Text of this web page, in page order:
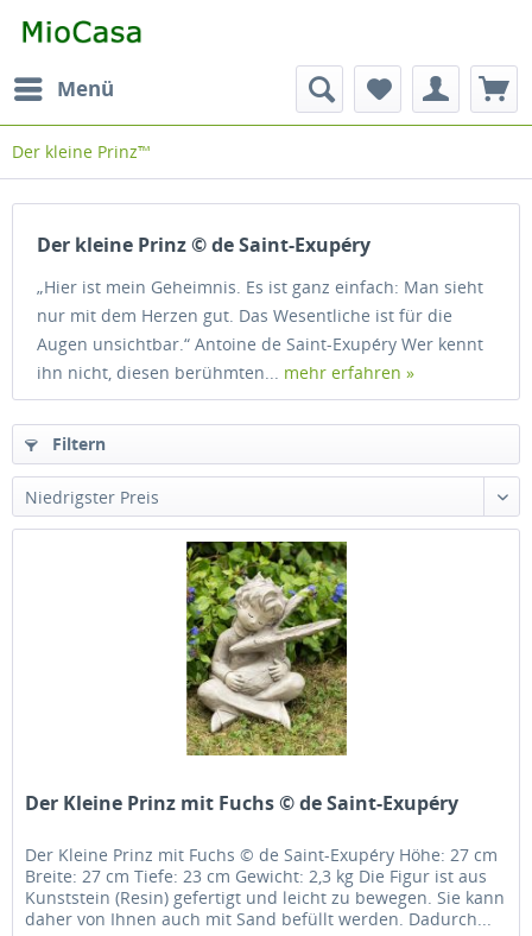
Menü
Der kleine Prinz™
Der kleine Prinz © de Saint-Exupéry
„Hier ist mein Geheimnis. Es ist ganz einfach: Man sieht
nur mit dem Herzen gut. Das Wesentliche ist für die
Augen unsichtbar.“ Antoine de Saint-Exupéry Wer kennt
ihn nicht, diesen berühmten... mehr erfahren »
Filtern
Der Kleine Prinz mit Fuchs © de Saint-Exupéry
Der Kleine Prinz mit Fuchs © de Saint-Exupéry Höhe: 27 cm
Breite: 27 cm Tiefe: 23 cm Gewicht: 2,3 kg Die Figur ist aus
Kunststein (Resin) gefertigt und leicht zu bewegen. Sie kann
daher von Ihnen auch mit Sand befüllt werden. Dadurch...